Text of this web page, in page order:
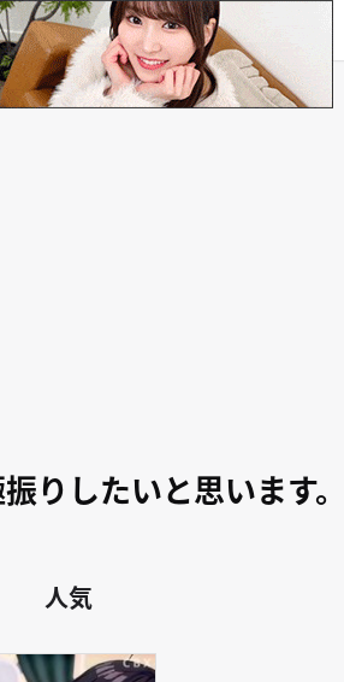
キャラ 作者 タグ 原作
りしたいと思います
人気